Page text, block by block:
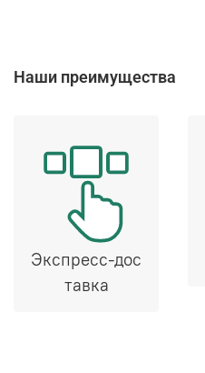
Наши преимущества
Экспресс-дос
тавка